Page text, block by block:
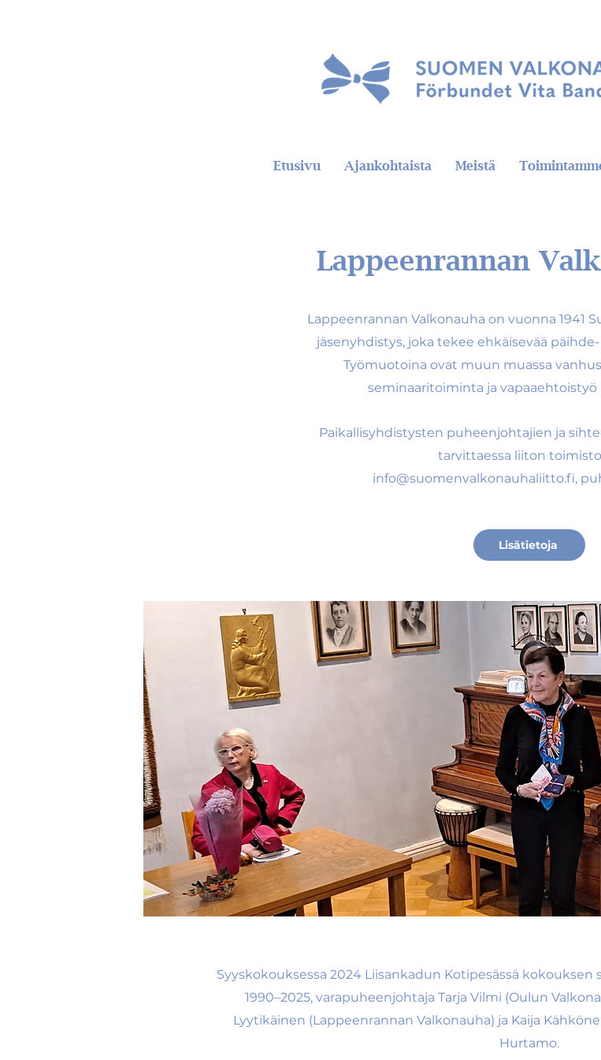
Etusivu Ajankohtaista Meistä
Lappeenrannan
Lappeenrannan Valkonauha on vuonna 1941
jäsenyhdistys, joka tekee ehkäisevää
Työmuotoina ovat muun muassa
seminaaritoiminta ja vapaaehtoistyö
Paikallisyhdistysten puheenjohtajien ja
tarvittaessa liiton
info@suomenvalkonauhaliitto.fi,
Lisätietoja
Syyskokouksessa 2024 Liisankadun Kotipesässä
1990–2025, varapuheenjohtaja Tarja Vilmi (Oulun
Lyytikäinen (Lappeenrannan Valkonauha) ja Kaija
Hurtamo.